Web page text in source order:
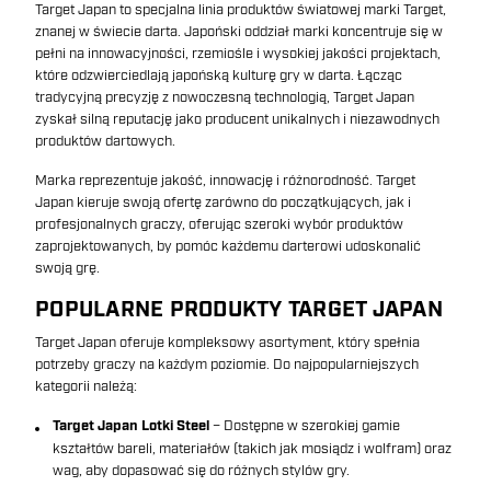
Target Japan to specjalna linia produktów światowej marki Target,
znanej w świecie darta. Japoński oddział marki koncentruje się w
pełni na innowacyjności, rzemiośle i wysokiej jakości projektach,
które odzwierciedlają japońską kulturę gry w darta. Łącząc
tradycyjną precyzję z nowoczesną technologią, Target Japan
zyskał silną reputację jako producent unikalnych i niezawodnych
produktów dartowych.
Marka reprezentuje jakość, innowację i różnorodność. Target
Japan kieruje swoją ofertę zarówno do początkujących, jak i
profesjonalnych graczy, oferując szeroki wybór produktów
zaprojektowanych, by pomóc każdemu darterowi udoskonalić
swoją grę.
POPULARNE PRODUKTY TARGET JAPAN
Target Japan oferuje kompleksowy asortyment, który spełnia
potrzeby graczy na każdym poziomie. Do najpopularniejszych
kategorii należą:
Target Japan Lotki Steel– Dostępne w szerokiej gamie
kształtów bareli, materiałów (takich jak mosiądz i wolfram) oraz
wag, aby dopasować się do różnych stylów gry.